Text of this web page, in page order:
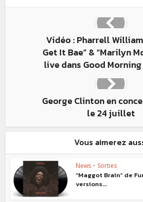
Vidéo : Pharrell
Get It Bae” & “Marilyn
live dans Good
George Clinton en
le 24 juillet
Vous aimerez
News • Sorties
“Maggot Brain” de
versions...